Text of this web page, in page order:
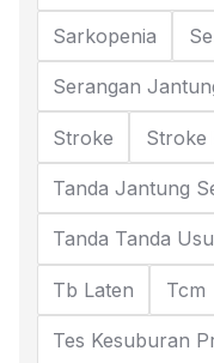
Sarkopenia
Serangan
Stroke Stroke
Tanda Jantung
Tanda Tanda
Tb Laten Tcm
Tes Kesuburan